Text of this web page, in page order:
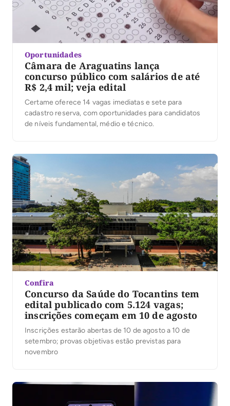
Oportunidades
Câmara de Araguatins lança
concurso público com salários de até
R$ 2,4 mil; veja edital
Certame oferece 14 vagas imediatas e sete para
cadastro reserva, com oportunidades para candidatos
de níveis fundamental, médio e técnico.
Confira
Concurso da Saúde do Tocantins tem
edital publicado com 5.124 vagas;
inscrições começam em 10 de agosto
Inscrições estarão abertas de 10 de agosto a 10 de
setembro; provas objetivas estão previstas para
novembro